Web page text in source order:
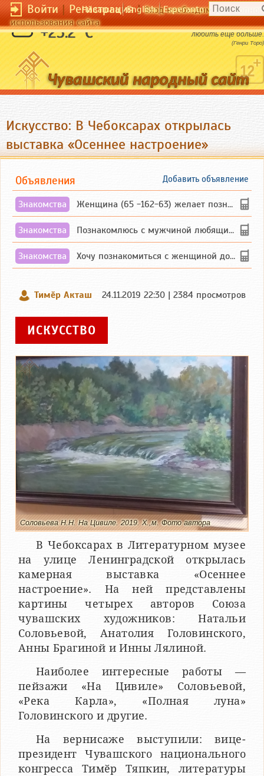
Войти|Регистрация|Вход необходим для
использования сайта
Чӑвашла English Esperanto
+25.2 °C
От любви есть только одно средство:
любить еще больше.
(Генри Торо)
Искусство: В Чебоксарах открылась
выставка «Осеннее настроение»
Добавить объявление
Объявления
Знакомства Женщина (65 -162-63) желает познакомиться с одиноким, добродушным, без вредных ...
Знакомства Познакомлюсь с мужчиной любящим танцевать и петь на родном чувашском языке
Знакомства Хочу познакомиться с женщиной до 55 лет чувашской или русской национальности дл...
Тимӗр Акташ 24.11.2019 22:30 | 2384 просмотров
ИСКУССТВО
Соловьева Н.Н. На Цивиле. 2019. Х.,м. Фото автора
В Чебоксарах в Литературном музее
на улице Ленинградской открылась
камерная выставка «Осеннее
настроение». На ней представлены
картины четырех авторов Союза
чувашских художников: Натальи
Соловьевой, Анатолия Головинского,
Анны Брагиной и Инны Лялиной.
Наиболее интересные работы —
пейзажи «На Цивиле» Соловьевой,
«Река Карла», «Полная луна»
Головинского и другие.
На вернисаже выступили: вице-
президент Чувашского национального
конгресса Тимӗр Тяпкин, литературы